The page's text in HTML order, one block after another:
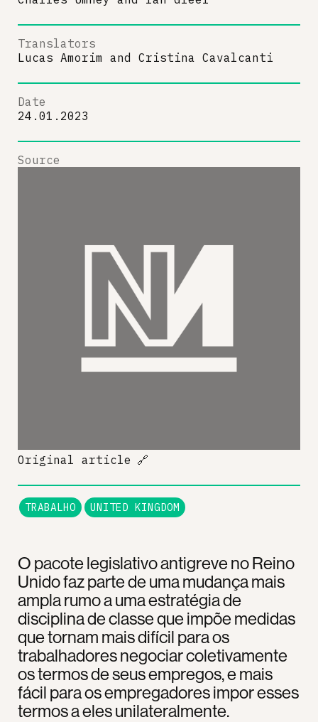
O pacote legislativo antigreve no Reino
Unido faz parte de uma mudança mais
ampla rumo a uma estratégia de
disciplina de classe que impõe medidas
que tornam mais difícil para os
trabalhadores negociar coletivamente
os termos de seus empregos, e mais
fácil para os empregadores impor esses
termos a eles unilateralmente.
Translators
Lucas Amorim and Cristina Cavalcanti
Date
24.01.2023
Source
Original article 🔗
TRABALHO UNITED KINGDOM